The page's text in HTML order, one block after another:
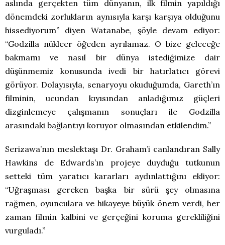
aslında gerçekten tüm dünyanın, ilk filmin yapıldığı
dönemdeki zorlukların aynısıyla karşı karşıya olduğunu
hissediyorum” diyen Watanabe, şöyle devam ediyor:
“Godzilla nükleer öğeden ayrılamaz. O bize geleceğe
bakmamı ve nasıl bir dünya istediğimize dair
düşünmemiz konusunda ivedi bir hatırlatıcı görevi
görüyor. Dolayısıyla, senaryoyu okuduğumda, Gareth’ın
filminin, ucundan kıyısından anladığımız güçleri
dizginlemeye çalışmanın sonuçları ile Godzilla
arasındaki bağlantıyı koruyor olmasından etkilendim.”
Serizawa’nın meslektaşı Dr. Graham’i canlandıran Sally
Hawkins de Edwards’ın projeye duyduğu tutkunun
setteki tüm yaratıcı kararları aydınlattığını ekliyor:
“Uğraşması gereken başka bir sürü şey olmasına
rağmen, oyunculara ve hikayeye büyük önem verdi, her
zaman filmin kalbini ve gerçeğini koruma gerekliliğini
vurguladı.”